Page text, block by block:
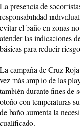
La presencia de
responsabilidad
evitar el baño en zonas
atender las indicaciones
básicas para reducir
La campaña de Cruz
vez más amplio de las
también durante fines de
otoño con temperaturas
de baño aumenta la
cualificado.